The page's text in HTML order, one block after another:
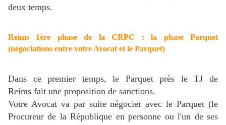
deux temps.
Reims 1ère phase de la CRPC : la phase Parquet
(négociations entre votre Avocat et le Parquet)
Dans ce premier temps, le Parquet près le TJ de
Reims fait une proposition de sanctions.
Votre Avocat va par suite négocier avec le Parquet (le
Procureur de la République en personne ou l'un de ses